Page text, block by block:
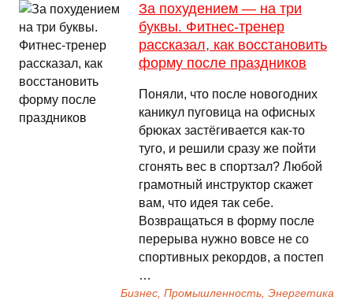
За похудением — на три
буквы. Фитнес-тренер
рассказал, как восстановить
форму после праздников
Поняли, что после новогодних
каникул пуговица на офисных
брюках застёгивается как-то
туго, и решили сразу же пойти
сгонять вес в спортзал? Любой
грамотный инструктор скажет
вам, что идея так себе.
Возвращаться в форму после
перерыва нужно вовсе не со
спортивных рекордов, а постеп
…
Бизнес, Промышленность, Энергетика